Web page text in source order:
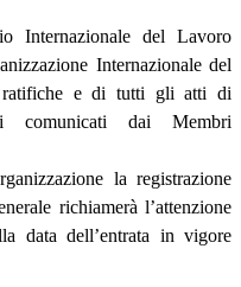
Internazionale del Lavoro
Internazionale del
ratifiche e di tutti gli atti di
comunicati dai Membri
la registrazione
richiamerà l’attenzione
data dell’entrata in vigore